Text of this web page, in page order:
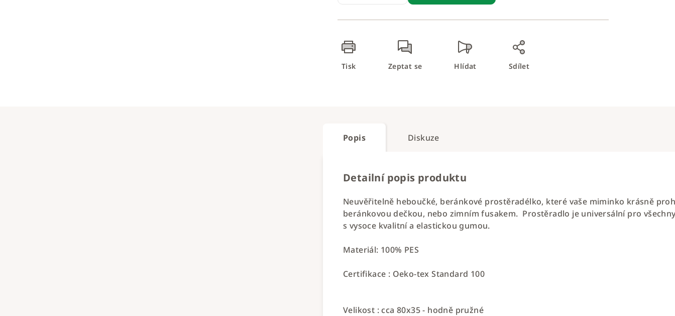
Tisk Zeptat se Hlídat Sdílet
Popis Diskuze
Detailní popis produktu
Neuvěřitelně heboučké, beránkové prostěradélko, které vaše miminko krásně
beránkovou dečkou, nebo zimním fusakem. Prostěradlo je universální pro
s vysoce kvalitní a elastickou gumou.
Materiál: 100% PES
Certifikace : Oeko-tex Standard 100
Velikost : cca 80x35 - hodně pružné